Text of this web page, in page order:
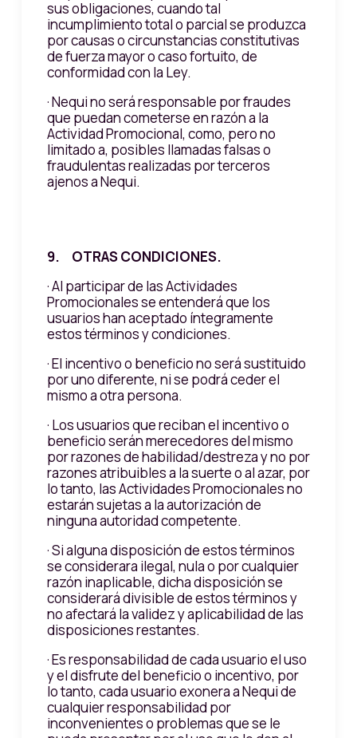
sus obligaciones, cuando tal
incumplimiento total o parcial se produzca
por causas o circunstancias constitutivas
de fuerza mayor o caso fortuito, de
conformidad con la Ley.
· Nequi no será responsable por fraudes
que puedan cometerse en razón a la
Actividad Promocional, como, pero no
limitado a, posibles llamadas falsas o
fraudulentas realizadas por terceros
ajenos a Nequi.
9. OTRAS CONDICIONES.
· Al participar de las Actividades
Promocionales se entenderá que los
usuarios han aceptado íntegramente
estos términos y condiciones.
· El incentivo o beneficio no será sustituido
por uno diferente, ni se podrá ceder el
mismo a otra persona.
· Los usuarios que reciban el incentivo o
beneficio serán merecedores del mismo
por razones de habilidad/destreza y no por
razones atribuibles a la suerte o al azar, por
lo tanto, las Actividades Promocionales no
estarán sujetas a la autorización de
ninguna autoridad competente.
· Si alguna disposición de estos términos
se considerara ilegal, nula o por cualquier
razón inaplicable, dicha disposición se
considerará divisible de estos términos y
no afectará la validez y aplicabilidad de las
disposiciones restantes.
· Es responsabilidad de cada usuario el uso
y el disfrute del beneficio o incentivo, por
lo tanto, cada usuario exonera a Nequi de
cualquier responsabilidad por
inconvenientes o problemas que se le